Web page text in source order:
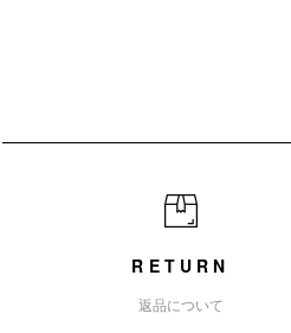
RETURN
返品について